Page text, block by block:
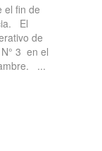
el fin de
El
de
3 en el
...